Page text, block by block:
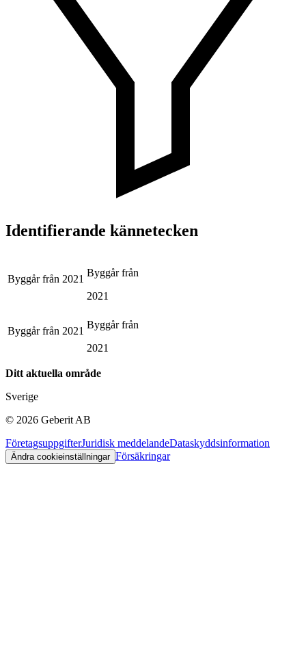
Identifierande kännetecken
Byggår från 2021
Byggår från
2021
Byggår från 2021
Byggår från
2021
Ditt aktuella område
Sverige
© 2026 Geberit AB
FöretagsuppgifterJuridisk meddelandeDataskyddsinformation
Ändra cookieinställningar Försäkringar